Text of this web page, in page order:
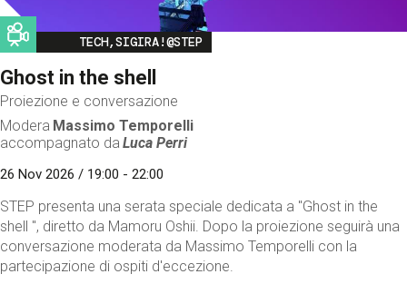
Image
TECH,SIGIRA!@STEP
Ghost in the shell
Proiezione e conversazione
Modera Massimo Temporelli
accompagnato da Luca Perri
26 Nov 2026 / 19:00 - 22:00
STEP presenta una serata speciale dedicata a "Ghost in the
shell ", diretto da Mamoru Oshii. Dopo la proiezione seguirà una
conversazione moderata da Massimo Temporelli con la
partecipazione di ospiti d'eccezione.